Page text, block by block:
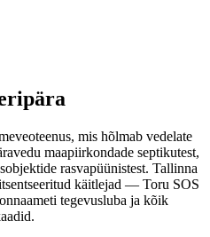
mis hõlmab vedelate
maapiirkondade septikutest,
rasvapüünistest. Tallinna
käitlejad — Toru SOS
tegevusluba ja kõik